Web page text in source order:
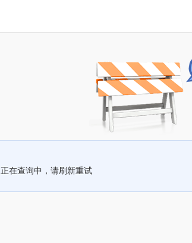
正在查询中，请刷新重试